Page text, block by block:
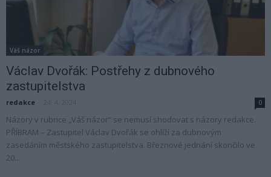
Váš názor
Václav Dvořák: Postřehy z dubnového
zastupitelstva
redakce 0
Názory v rubrice „Váš názor“ se nemusí shodovat s názory redakce.
PŘÍBRAM – Zastupitel Václav Dvořák se ohlíží za dubnovým
zasedáním městského zastupitelstva. Březnové jednání skončilo ve
20...